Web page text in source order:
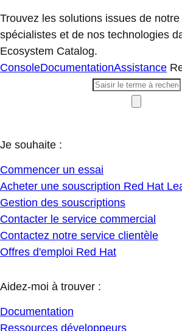
Trouvez les solutions issues de
spécialistes et de nos technologies
Ecosystem Catalog.
ConsoleDocumentationAssistance
Je souhaite :
Commencer un essai
Acheter une souscription Red Hat
Gestion des souscriptions
Contacter le service commercial
Contactez notre service clientèle
Offres d'emploi Red Hat
Aidez-moi à trouver :
Documentation
Ressources développeurs